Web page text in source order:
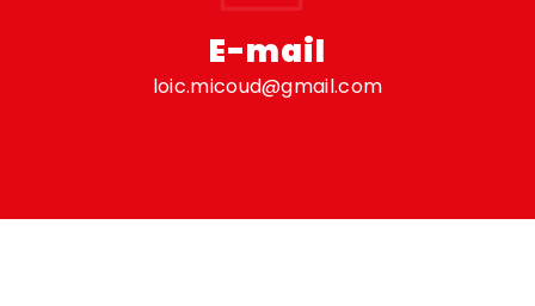
E-mail
loic.micoud@gmail.com